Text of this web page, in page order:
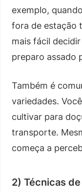
exemplo,
fora de estação
mais fácil
preparo assado
Também é
variedades.
cultivar para
transporte.
começa a
2) Técnicas